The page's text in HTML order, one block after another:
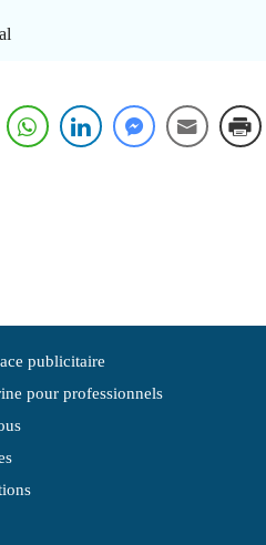
publicitaire
pour professionnels